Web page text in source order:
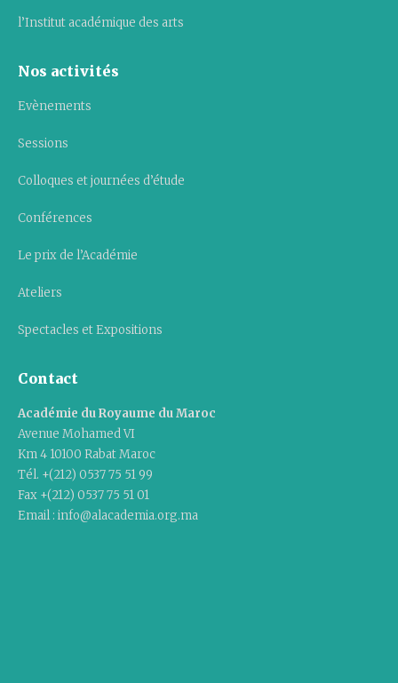
l’Institut académique des arts
Nos activités
Evènements
Sessions
Colloques et journées d’étude
Conférences
Le prix de l’Académie
Ateliers
Spectacles et Expositions
Contact
Académie du Royaume du Maroc
Avenue Mohamed VI
Km 4 10100 Rabat Maroc
Tél. +(212) 0537 75 51 99
Fax +(212) 0537 75 51 01
Email : info@alacademia.org.ma